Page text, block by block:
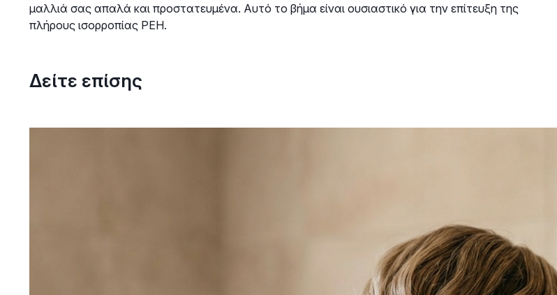
μαλλιά σας απαλά και προστατευμένα. Αυτό το βήμα είναι ουσιαστικό για την επίτευξη της
πλήρους ισορροπίας PEH.
Δείτε επίσης